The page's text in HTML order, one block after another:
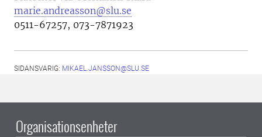
marie.andreasson@slu.se
0511-67257, 073-7871923
SIDANSVARIG: MIKAEL.JANSSON@SLU.SE
Organisationsenheter